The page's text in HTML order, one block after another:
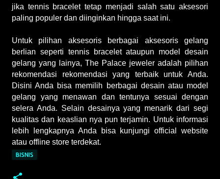
jika tennis bracelet tetap menjadi salah satu aksesori
paling populer dan diinginkan hingga saat ini.
Untuk pilihan aksesoris berbagai aksesoris gelang
berlian seperti tennis bracelet ataupun model desain
gelang yang lainya, The Palace jeweler adalah pilihan
rekomendasi rekomendasi yang terbaik untuk Anda.
Disini Anda bisa memilih berbagai desain atau model
gelang yang menawan dan tentunya sesuai dengan
selera Anda. Selain desainya yang menarik dari segi
kualitas dan keaslian nya pun terjamin. Untuk informasi
lebih lengkapnya Anda bisa kunjungi official website
atau offline store terdekat.
BISNIS